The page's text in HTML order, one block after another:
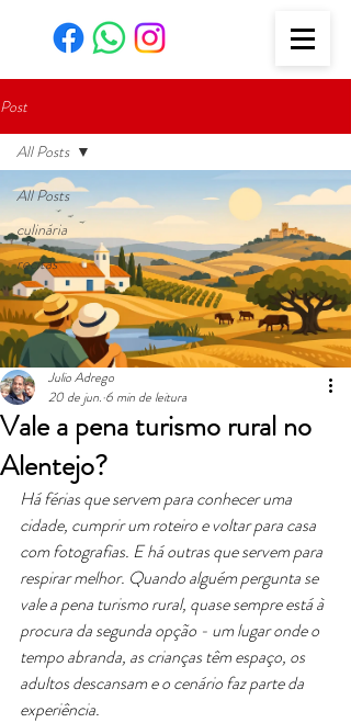
Post
All Posts
culinária
recitas
All Posts
Vale a pena turismo rural no
Alentejo?
Julio Adrego
20 de jun. 6 min de leitura
Há férias que servem para conhecer uma
cidade, cumprir um roteiro e voltar para casa
com fotografias. E há outras que servem para
respirar melhor. Quando alguém pergunta se
vale a pena turismo rural, quase sempre está à
procura da segunda opção - um lugar onde o
tempo abranda, as crianças têm espaço, os
adultos descansam e o cenário faz parte da
experiência.